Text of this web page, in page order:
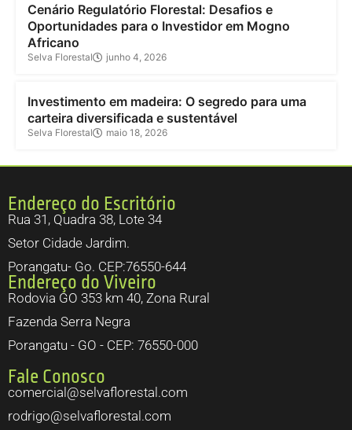
Cenário Regulatório Florestal: Desafios e
Oportunidades para o Investidor em Mogno
Africano
Selva Florestal junho 4, 2026
Investimento
Investimento em madeira: O segredo para uma
carteira diversificada e sustentável
Selva Florestal maio 18, 2026
Endereço do Escritório
Rua 31, Quadra 38, Lote 34
Setor Cidade Jardim.
Porangatu- Go. CEP:76550-644
Endereço do Viveiro
Rodovia GO 353 km 40, Zona Rural
Fazenda Serra Negra
Porangatu - GO - CEP: 76550-000
Fale Conosco
comercial@selvaflorestal.com
rodrigo@selvaflorestal.com